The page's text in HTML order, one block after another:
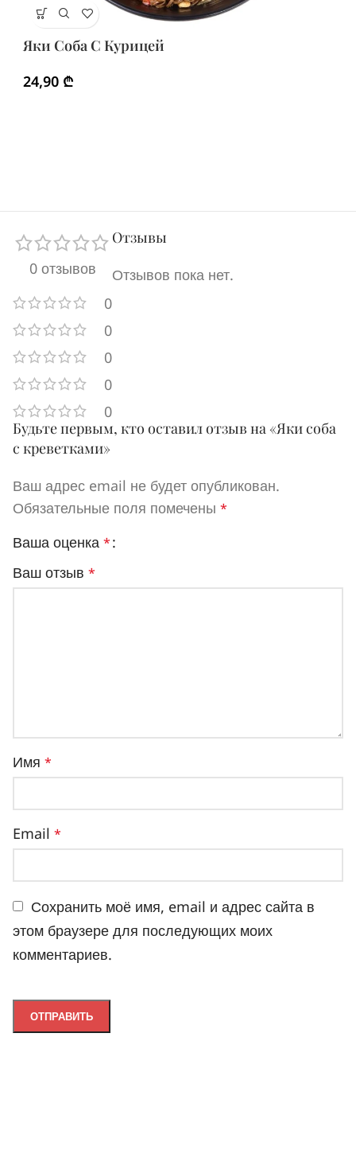
Яки Соба С Курицей
24,90 ₾
0 отзывов
0
0
0
0
0
Отзывы
Отзывов пока нет.
Будьте первым, кто оставил отзыв на «Яки соба
с креветками»
Ваш адрес email не будет опубликован.
Обязательные поля помечены *
Ваша оценка *
Ваш отзыв *
Имя *
Email *
Сохранить моё имя, email и адрес сайта в
этом браузере для последующих моих
комментариев.